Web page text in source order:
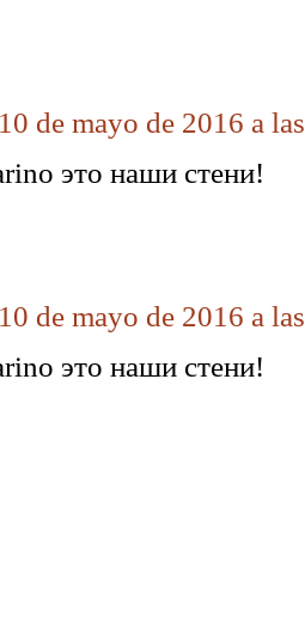
10 de mayo de 2016 a
это наши стени!
10 de mayo de 2016 a
это наши стени!